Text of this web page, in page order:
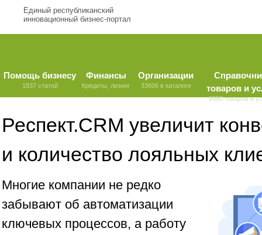
Единый республиканский
инновационный бизнес-портал
Помощь бизнесу
1837 статей
Финансы
Кредиты, лизинг
Организации
33606 в каталоге
товаров и
9580 товаров и
Респект.CRM увеличит
и количество лояльных
Многие компании не редко
забывают об автоматизации
ключевых процессов, а работу